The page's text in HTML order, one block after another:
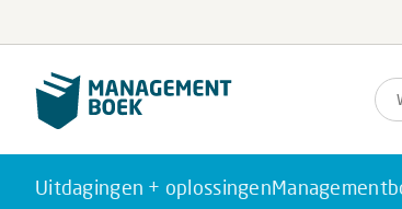
Uitdagingen + oplossingen